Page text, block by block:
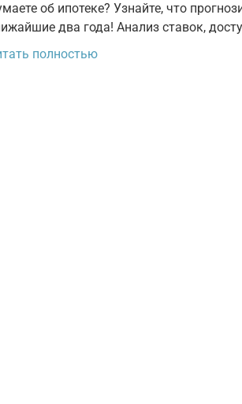
об ипотеке? Узнайте, что
два года! Анализ ставок,
полностью